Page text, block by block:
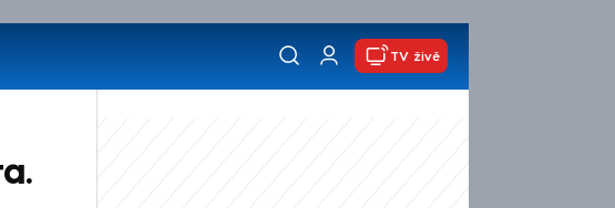
TV živě